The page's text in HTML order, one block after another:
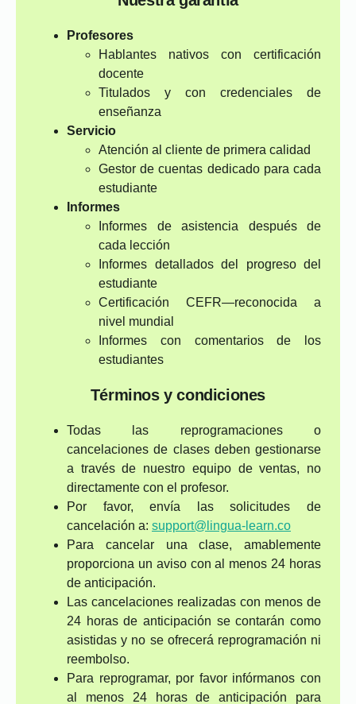
Profesores
Hablantes nativos con certificación
docente
Titulados y con credenciales de
enseñanza
Servicio
Atención al cliente de primera calidad
Gestor de cuentas dedicado para cada
estudiante
Informes
Informes de asistencia después de
cada lección
Informes detallados del progreso del
estudiante
Certificación CEFR—reconocida a
nivel mundial
Informes con comentarios de los
estudiantes
Términos y condiciones
Todas las reprogramaciones o
cancelaciones de clases deben gestionarse
a través de nuestro equipo de ventas, no
directamente con el profesor.
Por favor, envía las solicitudes de
cancelación a: support@lingua-learn.co
Para cancelar una clase, amablemente
proporciona un aviso con al menos 24 horas
de anticipación.
Las cancelaciones realizadas con menos de
24 horas de anticipación se contarán como
asistidas y no se ofrecerá reprogramación ni
reembolso.
Para reprogramar, por favor infórmanos con
al menos 24 horas de anticipación para